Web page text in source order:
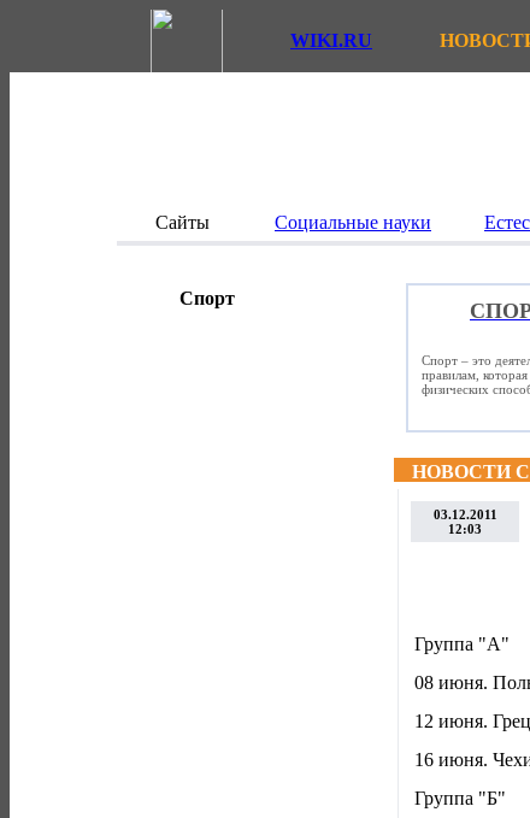
WIKI.RU
Сайты Социальные науки
Спорт
Спорт – это
правилам,
физических
НОВОСТИ
03.12.2011
12:03
Группа "A"
08 июня.
12 июня.
16 июня.
Группа "Б"